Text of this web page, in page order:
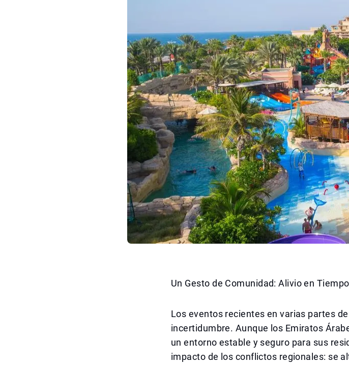
Un Gesto de Comunidad: Alivio en
Los eventos recientes en varias partes
incertidumbre. Aunque los Emiratos
un entorno estable y seguro para sus
impacto de los conflictos regionales: se